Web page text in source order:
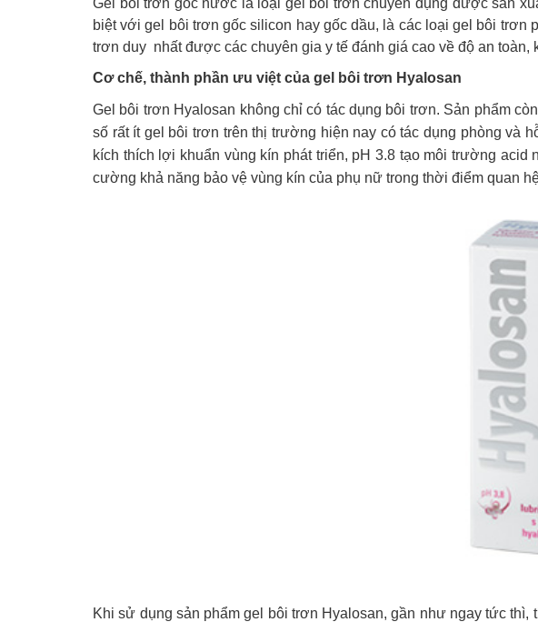
biệt với gel bôi trơn gốc silicon hay gốc dầu, là các loại gel bôi
trơn duy nhất được các chuyên gia y tế đánh giá cao về độ an
Cơ chế, thành phần ưu việt của gel bôi trơn Hyalosan
Gel bôi trơn Hyalosan không chỉ có tác dụng bôi trơn. Sản phẩm
số rất ít gel bôi trơn trên thị trường hiện nay có tác dụng phòngvà
kích thích lợi khuẩn vùng kín phát triển, pH 3.8 tạo môi trường
cường khả năng bảo vệ vùng kín của phụ nữ trong thời điểm quan
Khi sử dụng sản phẩm gel bôi trơn Hyalosan, gần như ngay tức